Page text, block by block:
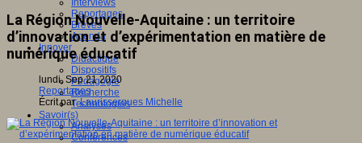
Interviews
Reportages
Brèves
Agenda
Innover
Didactique
Dispositifs
Pédagogie
Recherche
Technologies
Savoir(s)
Analyses
Conférences
La Région Nouvelle-Aquitaine : un territoire
d’innovation et d’expérimentation en matière de
numérique éducatif
lundi, Sep 21 2020
Reportages
Écrit parLaurissergues Michelle